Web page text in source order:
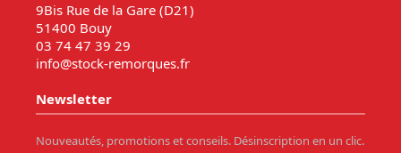
9Bis Rue de la Gare (D21)
51400 Bouy
03 74 47 39 29
info@stock-remorques.fr
Newsletter
Nouveautés, promotions et conseils. Désinscription en un clic.